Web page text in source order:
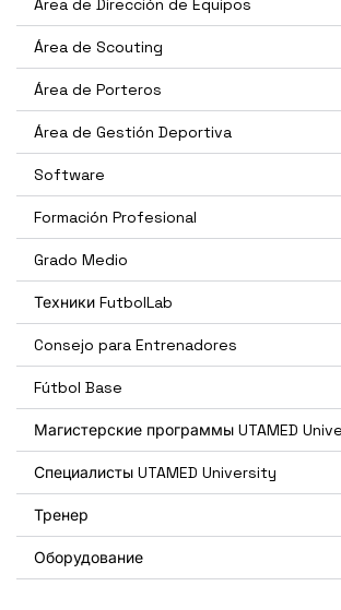
Área de Scouting
Área de Porteros
Área de Gestión Deportiva
Software
Formación Profesional
Grado Medio
Техники FutbolLab
Consejo para Entrenadores
Fútbol Base
Магистерские программы UTAMED
Специалисты UTAMED University
Тренер
Оборудование